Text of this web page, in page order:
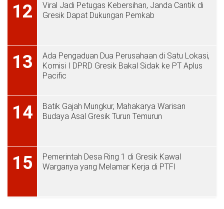
12
Viral Jadi Petugas Kebersihan, Janda Cantik di
Gresik Dapat Dukungan Pemkab
13
Ada Pengaduan Dua Perusahaan di Satu Lokasi,
Komisi I DPRD Gresik Bakal Sidak ke PT Aplus
Pacific
14
Batik Gajah Mungkur, Mahakarya Warisan
Budaya Asal Gresik Turun Temurun
15
Pemerintah Desa Ring 1 di Gresik Kawal
Warganya yang Melamar Kerja di PTFI